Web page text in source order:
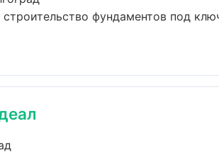
фундаментов под